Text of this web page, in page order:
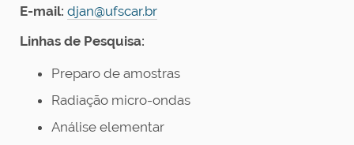
E-mail: djan@ufscar.br
Linhas de Pesquisa:
Preparo de amostras
Radiação micro-ondas
Análise elementar